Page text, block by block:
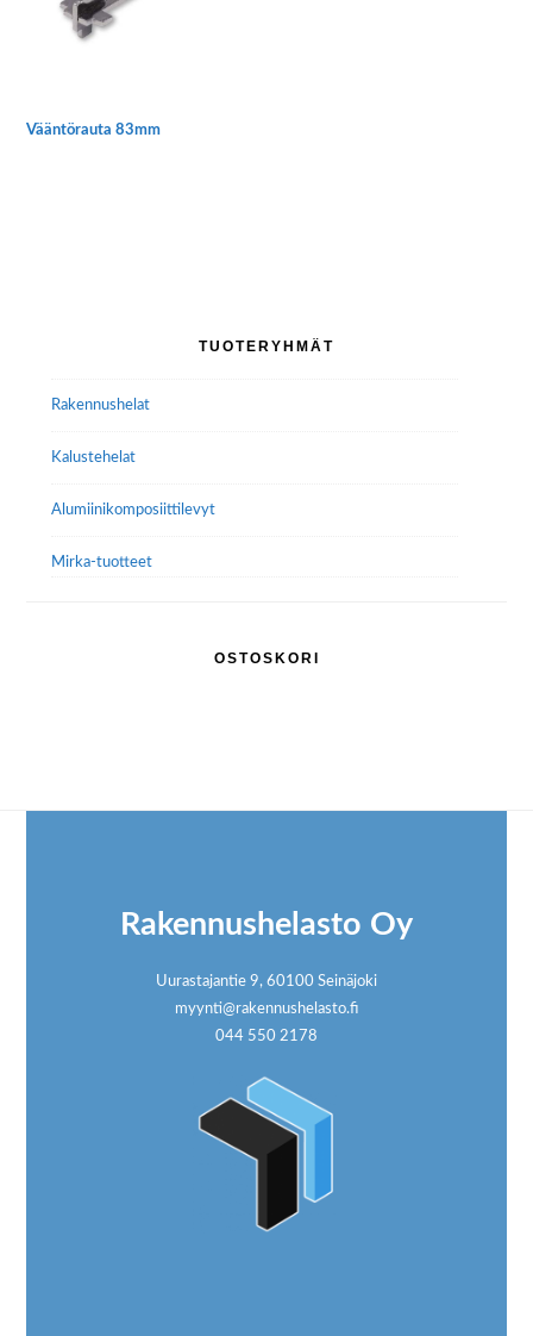
Vääntörauta 83mm
TUOTERYHMÄT
Rakennushelat
Kalustehelat
Alumiini­komposiitti­levyt
Mirka-tuotteet
OSTOSKORI
Rakennushelasto Oy
Uurastajantie 9, 60100 Seinäjoki
myynti@rakennushelasto.fi
044 550 2178